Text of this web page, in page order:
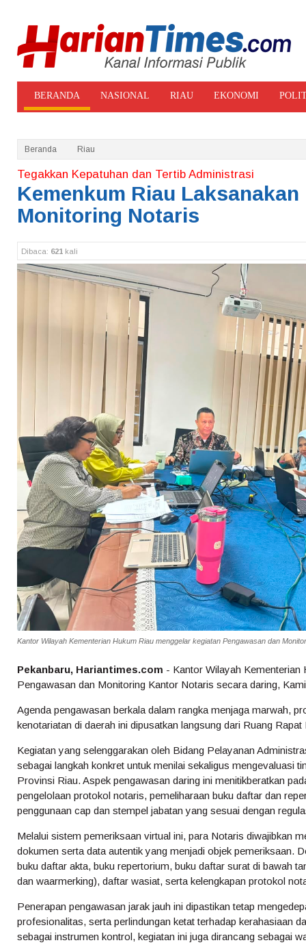
BERANDA NASIONAL RIAU EKONOMI
Beranda Riau
Tegakkan Kepatuhan dan Tertib Administrasi
Kemenkum Riau
Monitoring Notaris
Dibaca: 621 kali
Kantor Wilayah Kementerian Hukum Riau menggelar kegiatan Pengawasan dan
Pekanbaru, Hariantimes.com - Kantor Wilayah Kementerian
Pengawasan dan Monitoring Kantor Notaris secara daring,
Agenda pengawasan berkala dalam rangka menjaga marwah,
kenotariatan di daerah ini dipusatkan langsung dari Ruang
Kegiatan yang selenggarakan oleh Bidang Pelayanan
sebagai langkah konkret untuk menilai sekaligus mengevaluasi
Provinsi Riau. Aspek pengawasan daring ini menitikberatkan
pengelolaan protokol notaris, pemeliharaan buku daftar dan
penggunaan cap dan stempel jabatan yang sesuai dengan
Melalui sistem pemeriksaan virtual ini, para Notaris diwajibkan
dokumen serta data autentik yang menjadi objek pemeriksaan.
buku daftar akta, buku repertorium, buku daftar surat di bawah
dan waarmerking), daftar wasiat, serta kelengkapan protokol
Penerapan pengawasan jarak jauh ini dipastikan tetap
profesionalitas, serta perlindungan ketat terhadap kerahasiaan
sebagai instrumen kontrol, kegiatan ini juga dirancang sebagai